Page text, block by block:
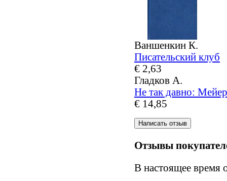
Ваншенкин К.
Писательский клуб
€ 2,63
Гладков А.
Не так давно:
€ 14,85
Отзывы
В настоящее время